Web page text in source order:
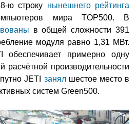
ю строку нынешнего рейтинга
мира TOP500. В
в общей сложности 391
модуля равно 1,31 МВт.
обеспечивает примерно одну
расчётной производительности
JETI занялшестое место в
систем Green500.